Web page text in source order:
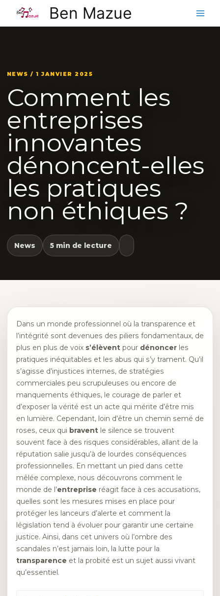
contenu
Ben Mazue
NEWS / 1 JANVIER 2025
Comment les
entreprises
innovantes
dénoncent-elles
les pratiques
non éthiques ?
News 5 min de lecture
Dans un monde professionnel où la transparence et
l’intégrité sont devenues des piliers fondamentaux, de
plus en plus de voix s’élèvent pour dénoncer les
pratiques inéquitables et les abus qui s’y trament. Qu’il
s’agisse d’injustices internes, de stratégies
commerciales peu scrupuleuses ou encore de
manquements éthiques, le courage de parler et
d’exposer la vérité est un acte qui mérite d’être mis
en lumière. Cependant, loin d’être un chemin semé de
roses, ceux qui bravent le silence se trouvent
souvent face à des risques considérables, allant de la
réputation salie jusqu’à de lourdes conséquences
professionnelles. En mettant un pied dans cette
mêlée complexe, nous découvrons comment le
monde de l’entreprise réagit face à ces accusations,
quelles sont les mesures mises en place pour
protéger les lanceurs d’alerte et comment la
législation tend à évoluer pour garantir une certaine
justice. Ainsi, dans cet univers où l’ombre des
scandales n’est jamais loin, la lutte pour la
transparence et la probité est un sujet aussi vivant
qu’essentiel.